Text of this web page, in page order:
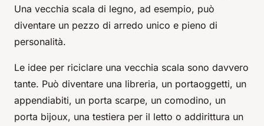
Una vecchia scala di legno, ad esempio, può
diventare un pezzo di arredo unico e pieno di
personalità.
Le idee per riciclare una vecchia scala sono davvero
tante. Può diventare una libreria, un portaoggetti, un
appendiabiti, un porta scarpe, un comodino, un
porta bijoux, una testiera per il letto o addirittura un